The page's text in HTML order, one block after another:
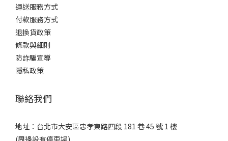
運送服務方式
付款服務方式
退換貨政策
條款與細則
防詐騙宣導
隱私政策
聯絡我們
地址：台北市大安區忠孝東路四段 181 巷 45 號 1 樓